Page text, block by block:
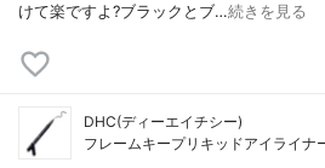
けて楽ですよ?ブラックとブ…続きを見る
DHC(ディーエイチシー)
フレームキープリキッドアイライナ